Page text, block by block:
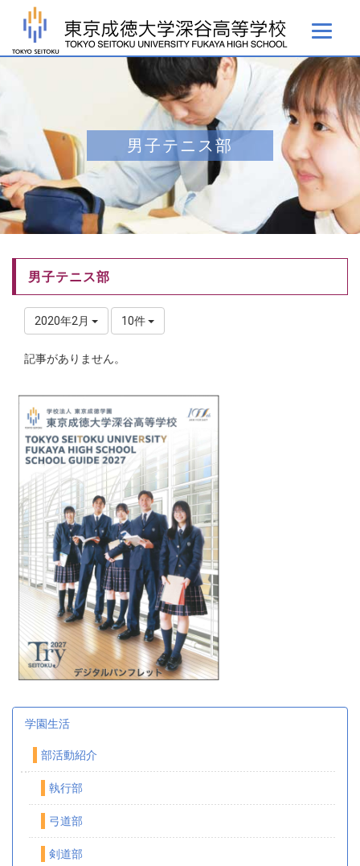
男子テニス部
男子テニス部
2020年2月 10件
記事がありません。
学園生活
部活動紹介
執行部
弓道部
剣道部